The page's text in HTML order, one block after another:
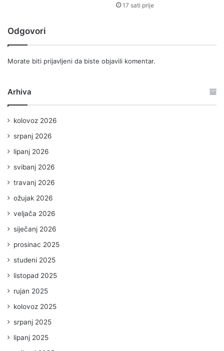
17 sati prije
Odgovori
Morate biti prijavljeni da biste objavili komentar.
Arhiva
kolovoz 2026
srpanj 2026
lipanj 2026
svibanj 2026
travanj 2026
ožujak 2026
veljača 2026
siječanj 2026
prosinac 2025
studeni 2025
listopad 2025
rujan 2025
kolovoz 2025
srpanj 2025
lipanj 2025